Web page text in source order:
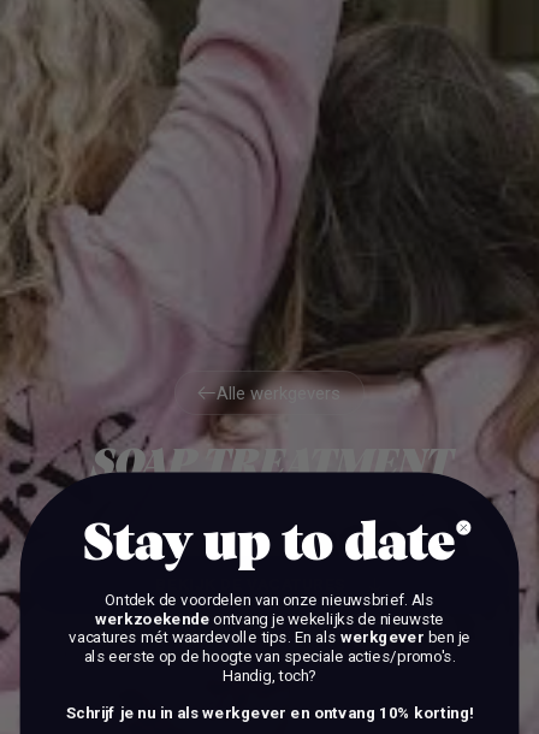
Alle werkgevers
Alle werkgevers
SOAP TREATMENT
BEKIJK DE VACATURES
Stay up to date
Ontdek de voordelen van onze nieuwsbrief. Als
werkzoekendeontvang je wekelijks de nieuwste
vacatures mét waardevolle tips. En als werkgever ben je
als eerste op de hoogte van speciale acties/promo's.
Handig, toch?
Schrijf je nu in als werkgever en ontvang 10% korting!